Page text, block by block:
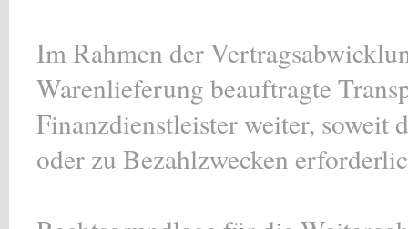
Im Rahmen der
Warenlieferung beauftragte
Finanzdienstleister weiter, soweit
oder zu Bezahlzwecken